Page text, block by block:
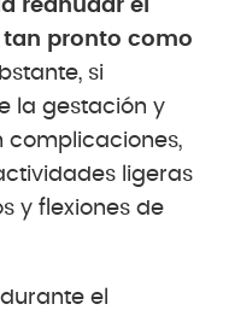
reanudar el
pronto como
si
la gestación y
complicaciones,
ligeras
y flexiones de
el